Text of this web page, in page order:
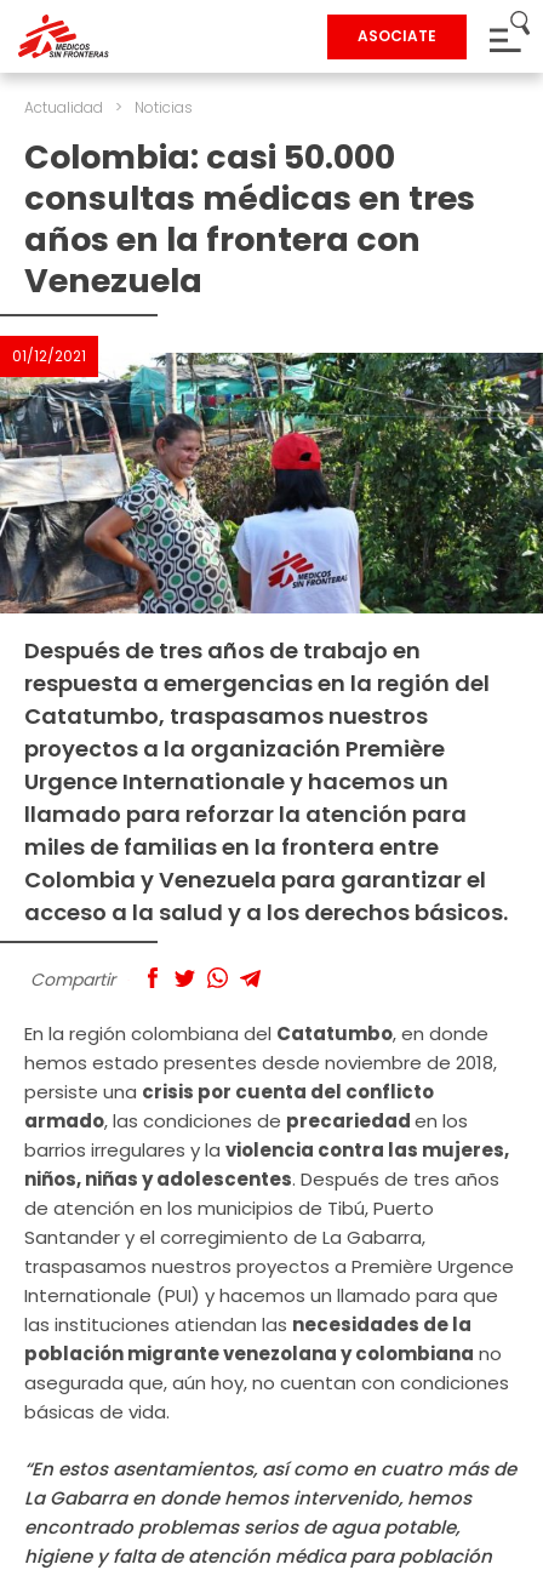
ASOCIATE
Actualidad > Noticias
Colombia: casi 50.000
consultas médicas en tres
años en la frontera con
Venezuela
01/12/2021
Después de tres años de trabajo en
respuesta a emergencias en la región del
Catatumbo, traspasamos nuestros
proyectos a la organización Première
Urgence Internationale y hacemos un
llamado para reforzar la atención para
miles de familias en la frontera entre
Colombia y Venezuela para garantizar el
acceso a la salud y a los derechos básicos.
Compartir
En la región colombiana del Catatumbo, en donde
hemos estado presentes desde noviembre de 2018,
persiste una crisis por cuenta del conflicto
armado, las condiciones de precariedaden los
barrios irregulares y la violencia contra las mujeres,
niños, niñas y adolescentes. Después de tres años
de atención en los municipios de Tibú, Puerto
Santander y el corregimiento de La Gabarra,
traspasamos nuestros proyectos a Première Urgence
Internationale (PUI) y hacemos un llamado para que
las instituciones atiendan las necesidades de la
población migrante venezolana y colombiana no
asegurada que, aún hoy, no cuentan con condiciones
básicas de vida.
“En estos asentamientos, así como en cuatro más de
La Gabarra en donde hemos intervenido, hemos
encontrado problemas serios de agua potable,
higiene y falta de atención médica para población